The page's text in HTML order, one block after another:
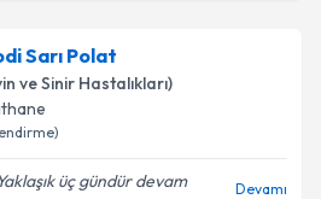
kabul ediyorum.
Talebini Gönder
Tavşanlı
bu uzmandan randevu almanız
e-posta ile
Sarı Polat
ve Sinir Hastalıkları)
üç gündür devam
Devamı